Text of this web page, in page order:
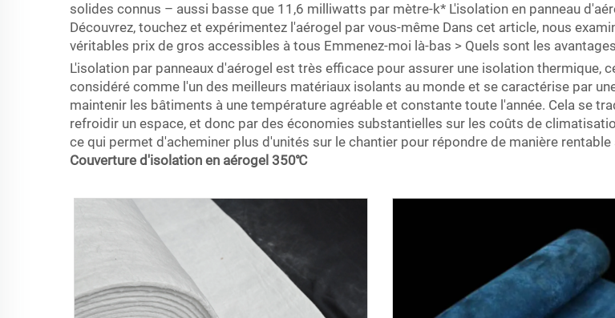
solides connus – aussi basse que 11,6 milliwatts par mètre-k* L'isolation en panneau
Découvrez, touchez et expérimentez l'aérogel par vous-même Dans cet article, nous
véritables prix de gros accessibles à tous Emmenez-moi là-bas > Quels sont les
L'isolation par panneaux d'aérogel est très efficace pour assurer une isolation thermique,
considéré comme l'un des meilleurs matériaux isolants au monde et se caractérise par
maintenir les bâtiments à une température agréable et constante toute l'année. Cela se
refroidir un espace, et donc par des économies substantielles sur les coûts de
ce qui permet d'acheminer plus d'unités sur le chantier pour répondre de manière
Couverture d'isolation en aérogel 350℃